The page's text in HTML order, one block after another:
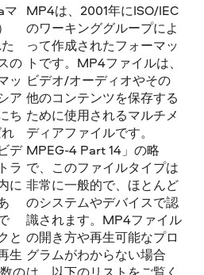
マ
の
ッ
ア
ち
デ
ラ
に
と
生
MP4は、2001年にISO/IEC
のワーキンググループによ
って作成されたフォーマッ
トです。MP4ファイルは、
ビデオ/オーディオやその
他のコンテンツを保存する
ために使用されるマルチメ
ディアファイルです。
MPEG-4 Part 14」の略
で、このファイルタイプは
非常に一般的で、ほとんど
のシステムやデバイスで認
識されます。MP4ファイル
の開き方や再生可能なプロ
グラムがわからない場合